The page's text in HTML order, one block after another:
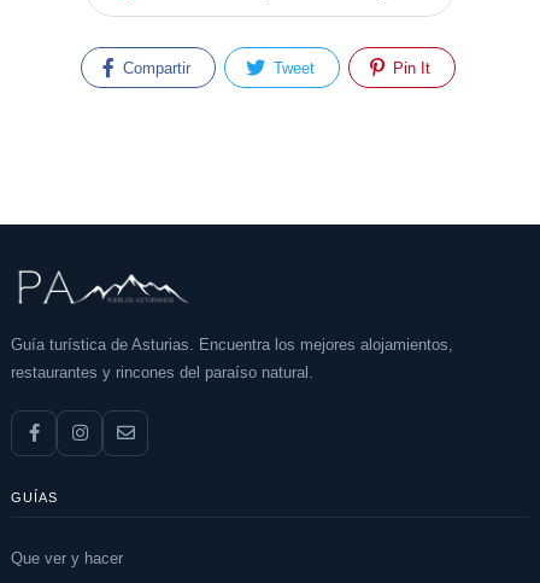
Compartir Tweet Pin It
Guía turística de Asturias. Encuentra los mejores alojamientos,
restaurantes y rincones del paraíso natural.
GUÍAS
Que ver y hacer